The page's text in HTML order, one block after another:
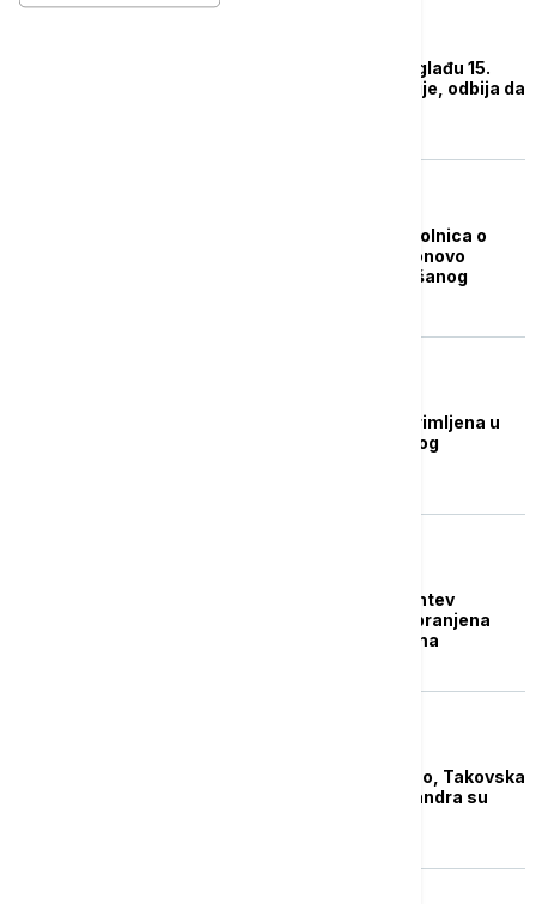
Dijana Hrka štrajkuje glađu 15.
dan: Primila dve infuzije, odbija da
Oglasila se privatna bolnica o
stanju Dijane Hrke: Ponovo
primljena zbog pogoršanog
Dijana Hrka ponovo primljena u
bolnicu zbog narušenog
Delimično usvojen zahtev
tužilaštva, Štimcu zabranjena
poseta svim skupovima
Ispred Skupštine mirno, Takovska
i Bulevar kralja Aleksandra su